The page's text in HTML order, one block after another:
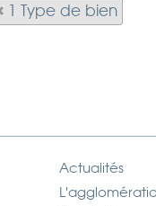
1 Type de bien
Actualités